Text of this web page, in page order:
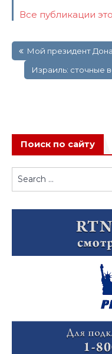
Все публикации
по
записям
Мой президент
Израиль: сточные
Поиск по сайту
for: